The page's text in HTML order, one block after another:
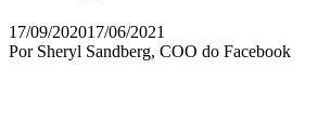
17/09/202017/06/2021
Por Sheryl Sandberg, COO do Facebook